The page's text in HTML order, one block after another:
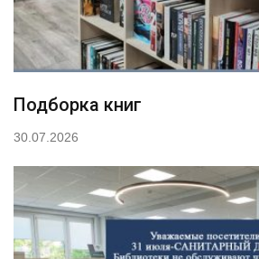
Подборка книг
30.07.2026